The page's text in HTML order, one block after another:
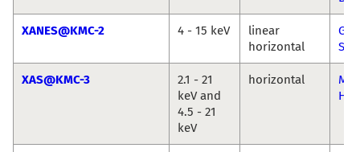
XANES@KMC-2 4 - 15 keV
linear
horizontal
XAS@KMC-3
2.1 - 21
keV and
4.5 - 21
keV
horizontal